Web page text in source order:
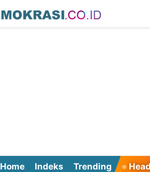
Home Indeks Trending